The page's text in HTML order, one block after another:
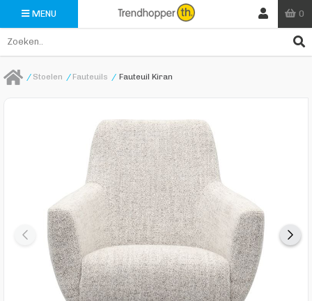
MENU 0
/ Stoelen / Fauteuils / Fauteuil Kiran